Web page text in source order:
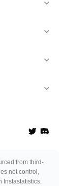
TwitterDiscord
from third-
not control,
Instastatistics.